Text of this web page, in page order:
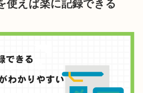
使えば楽に記録できる